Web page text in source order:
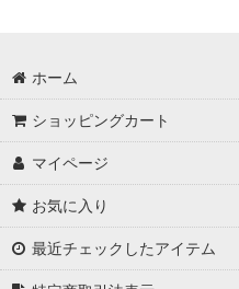
ホーム
ショッピングカート
マイページ
お気に入り
最近チェックしたアイテム